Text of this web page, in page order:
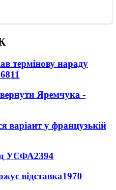
термінову нараду
6811
Яремчука -
варіант у французькій
УЄФА2394
відставка1970